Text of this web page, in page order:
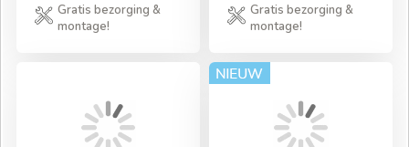
Gratis bezorging &
montage!
Gratis bezorging &
montage!